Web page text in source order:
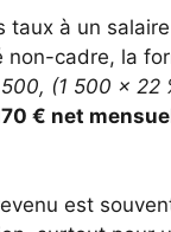
taux à un
non-cadre, la
(1 500 × 22
€ net
est